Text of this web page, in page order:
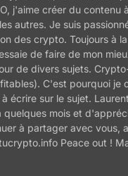
j'aime créer du
autres. Je suis
des crypto. Toujours à
de faire de mon
de divers sujets.
C'est pourquoi je
écrire sur le sujet.
quelques mois et
à partager avec vous,
Peace out !